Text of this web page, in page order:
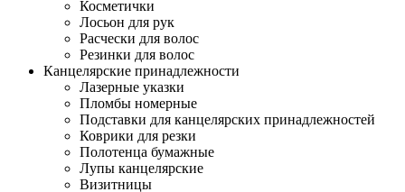
Косметички
Лосьон для рук
Расчески для волос
Резинки для волос
Канцелярские принадлежности
Лазерные указки
Пломбы номерные
Подставки для канцелярских принадлежностей
Коврики для резки
Полотенца бумажные
Лупы канцелярские
Визитницы